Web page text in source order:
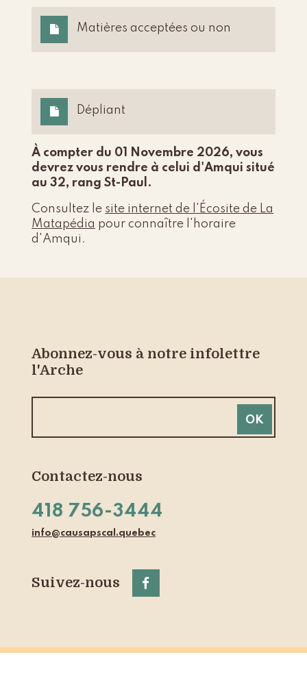
Matières acceptées ou non
Dépliant
À compter du 01 Novembre 2026, vous
devrez vous rendre à celui d'Amqui situé
au 32, rang St-Paul.
Consultez le site internet de l'Écosite de La
Matapédia pour connaître l'horaire
d'Amqui.
Abonnez-vous à notre infolettre
l'Arche
Contactez-nous
418 756-3444
info@causapscal.quebec
Suivez-nous